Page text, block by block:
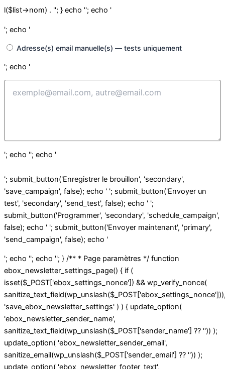
l($list->nom) . ''; } echo ''; echo '
'; echo '
Adresse(s) email manuelle(s) — tests uniquement
'; echo '
'; echo ''; echo '
'; submit_button('Enregistrer le brouillon', 'secondary',
'save_campaign', false); echo ' '; submit_button('Envoyer un
test', 'secondary', 'send_test', false); echo ' ';
submit_button('Programmer', 'secondary', 'schedule_campaign',
false); echo ' '; submit_button('Envoyer maintenant', 'primary',
'send_campaign', false); echo '
'; echo ''; echo ''; } /** * Page paramètres */ function
ebox_newsletter_settings_page() { if (
isset($_POST['ebox_settings_nonce']) && wp_verify_nonce(
'save_ebox_newsletter_settings' ) ) { update_option(
'ebox_newsletter_sender_name',
sanitize_text_field(wp_unslash($_POST['sender_name'] ?? '')) );
update_option( 'ebox_newsletter_sender_email',
sanitize_email(wp_unslash($_POST['sender_email'] ?? '')) );